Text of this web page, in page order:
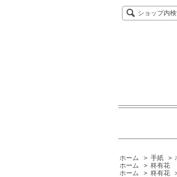
ショップ内
ホーム > 手紙 >
ホーム
> 柊有花
ホーム
> 柊有花